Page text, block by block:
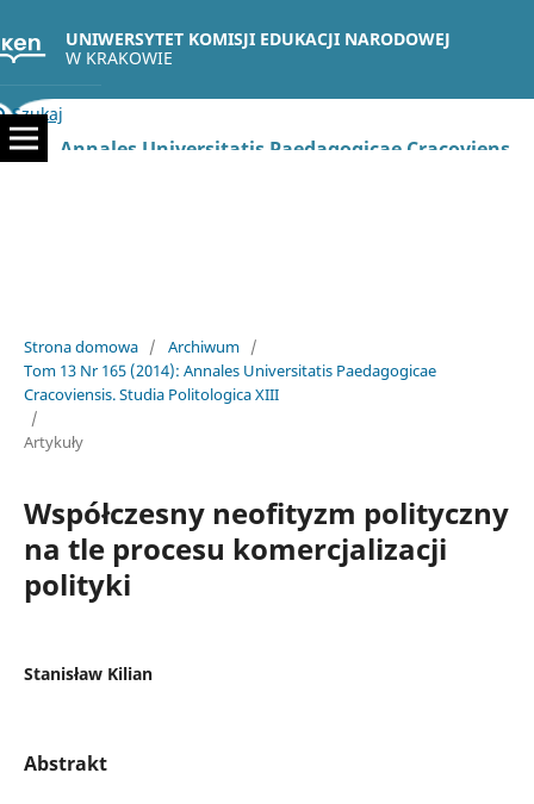
UNIWERSYTET KOMISJI EDUKACJI NARODOWEJ
W KRAKOWIE
Szukaj
Strona domowa / Archiwum /
Tom 13 Nr 165 (2014): Annales Universitatis Paedagogicae
Cracoviensis. Studia Politologica XIII
/
Artykuły
Współczesny neofityzm polityczny
na tle procesu komercjalizacji
polityki
Stanisław Kilian
Abstrakt